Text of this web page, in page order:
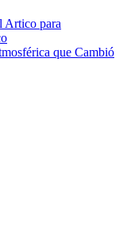
Artico para
que Cambió